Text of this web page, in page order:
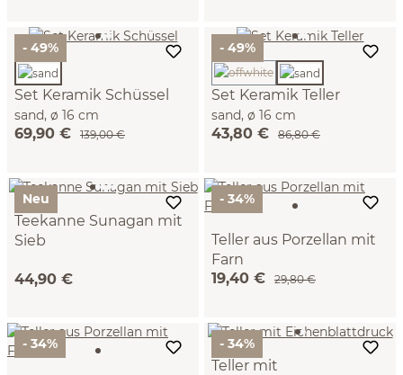
- 49%
Set Keramik Schüssel
sand, ø 16 cm
69,90 € 139,00 €
- 49%
Set Keramik Teller
sand, ø 16 cm
(Diese Option ist zurzeit nicht
43,80 € 86,80 €
Neu
Teekanne Sunagan mit
Sieb
(Versandbereit Ende
44,90 €
- 34%
Teller aus Porzellan mit
Farn
braun, ø 12 cm
19,40 € 29,80 €
- 34% - 34%
Teller mit